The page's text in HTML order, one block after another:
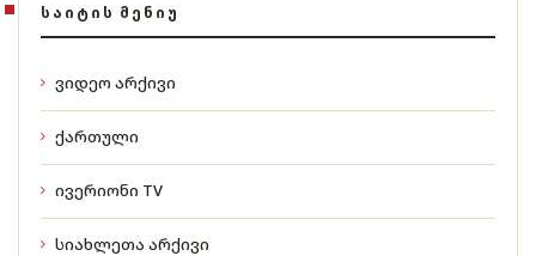
ᲡᲐᲘᲢᲘᲡ ᲛᲔᲜᲘᲣ
ვიდეო არქივი
ქართული
ივერიონი TV
სიახლეთა არქივი